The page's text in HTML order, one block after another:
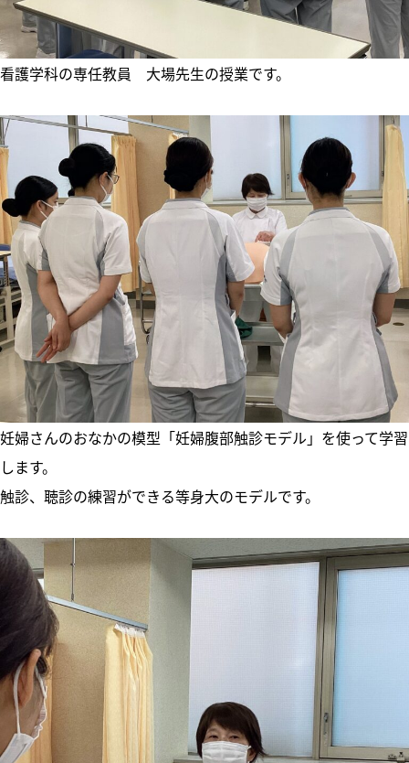
看護学科の専任教員 大場先生の授業です。
妊婦さんのおなかの模型「妊婦腹部触診モデル」を使って学習
します。
触診、聴診の練習ができる等身大のモデルです。